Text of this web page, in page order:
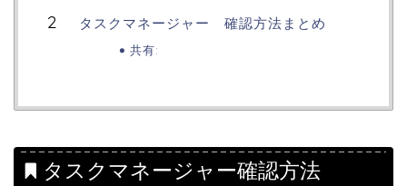
タスクマネージャー 確認方法まとめ
共有:
タスクマネージャー確認方法